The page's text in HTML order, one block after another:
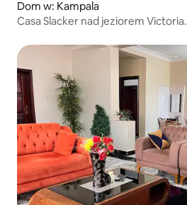
Dom w: Kampala
Casa Slacker nad jeziorem Victoria.